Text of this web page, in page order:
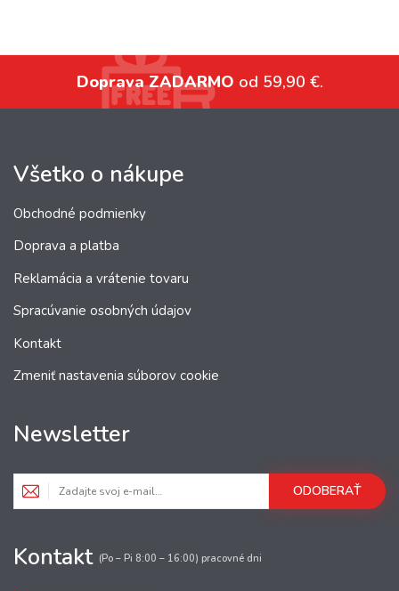
Doprava ZADARMO od 59,90 €.
Všetko o nákupe
Obchodné podmienky
Doprava a platba
Reklamácia a vrátenie tovaru
Spracúvanie osobných údajov
Kontakt
Zmeniť nastavenia súborov cookie
Newsletter
ODOBERAŤ
Kontakt (Po – Pi 8:00 – 16:00) pracovné dni